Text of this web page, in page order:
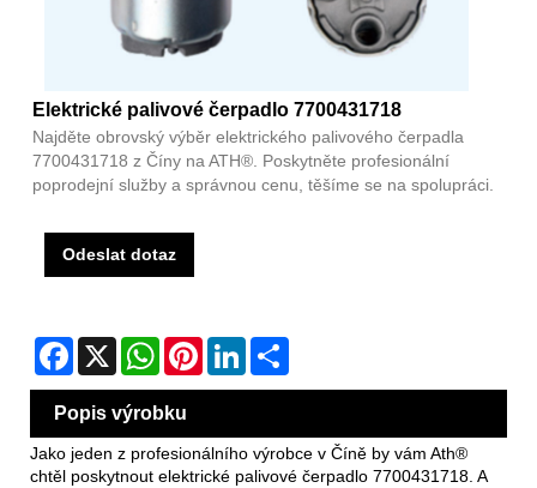
Elektrické palivové čerpadlo 7700431718
Najděte obrovský výběr elektrického palivového čerpadla
7700431718 z Číny na ATH®. Poskytněte profesionální
poprodejní služby a správnou cenu, těšíme se na spolupráci.
Odeslat dotaz
Facebook
X WhatsAppPinterestLinkedIn
Popis výrobku
Jako jeden z profesionálního výrobce v Číně by vám Ath®
chtěl poskytnout elektrické palivové čerpadlo 7700431718. A